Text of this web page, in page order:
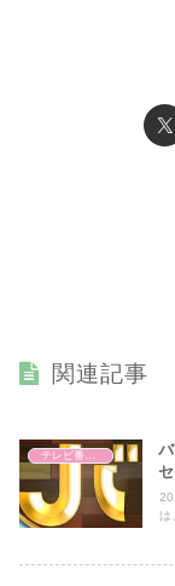
関連記事
は